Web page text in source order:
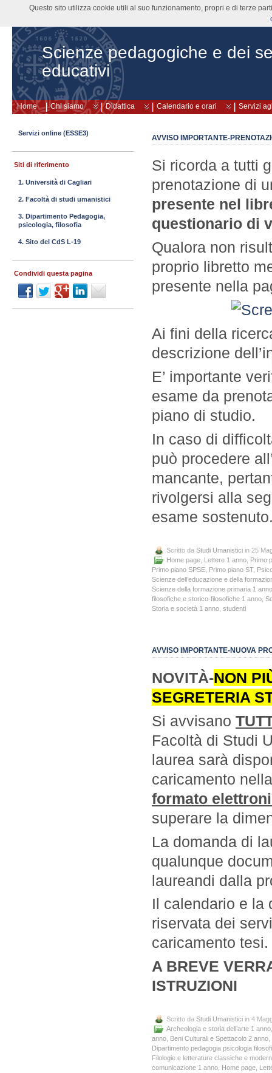
Scienze pedagogiche e dei
educativi
Home Chi siamo Didattica Calendario e orari Servizi
AVVISO IMPORTANTE-
Si ricorda a tutti
prenotazione di
presente nel
questionario di
Qualora non
proprio libretto
presente nella
Ai fini della
descrizione
E’ importante
esame da
piano di studio.
In caso di
può procedere
mancante,
rivolgersi alla
esame
Scritto da Studi Umanistici in 25
Home page Lettere 1 anno Primo
Primo piano SPSE Primo piano ST,
Scienze dell’educazione e della
Scienze della formazione primaria 1 anno
filosofiche e storico-filosofiche 1 anno
Storia e società 1 anno studenti
AVVISO IMPORTANTE-NUOVA
NOVITÀ-NON
SEGRETERIA
Si avvisano
Facoltà di Studi
laurea sarà
caricamento
formato
superare la
La domanda di
qualunque
laureandi dalla
Il calendario e la
riservata dei
caricamento tesi.
A BREVE
ISTRUZIONI
Scritto da Studi Umanistici in 4
Archeologia e storia dell’arte 1 anno
anno
Beni Culturali e Spettacolo 2 anno
Dipartimento pedagogia psicologia
Filologie e letterature classiche e
comunicazione 1 anno
Home page
Servizi online (ESSE3)
Siti di riferimento
1. Università di Cagliari
2. Facoltà di studi umanistici
3. Dipartimento Pedagogia,
psicologia, filosofia
4. Sito del CdS L-19
Condividi questa pagina
Questo sito utilizza cookie utili al suo funzionamento, propri e di terze